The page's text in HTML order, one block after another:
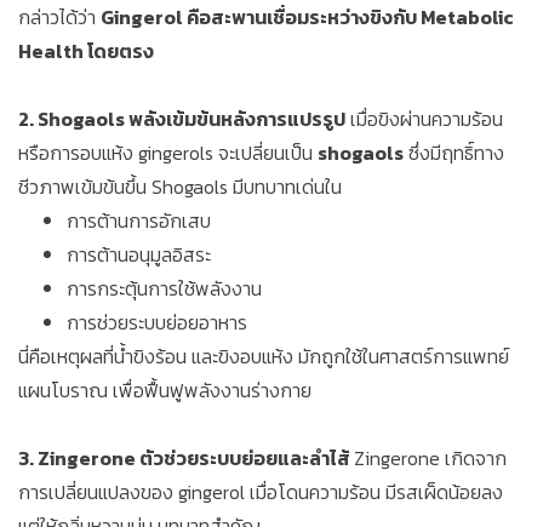
กล่าวได้ว่า Gingerol คือสะพานเชื่อมระหว่างขิงกับ Metabolic
Health โดยตรง
2. Shogaols พลังเข้มข้นหลังการแปรรูปเมื่อขิงผ่านความร้อน
หรือการอบแห้ง gingerols จะเปลี่ยนเป็น shogaolsซึ่งมีฤทธิ์ทาง
ชีวภาพเข้มข้นขึ้น Shogaols มีบทบาทเด่นใน
การต้านการอักเสบ
การต้านอนุมูลอิสระ
การกระตุ้นการใช้พลังงาน
การช่วยระบบย่อยอาหาร
นี่คือเหตุผลที่น้ำขิงร้อน และขิงอบแห้ง มักถูกใช้ในศาสตร์การแพทย์
แผนโบราณ เพื่อฟื้นฟูพลังงานร่างกาย
3. Zingerone ตัวช่วยระบบย่อยและลำไส้ Zingerone เกิดจาก
การเปลี่ยนแปลงของ gingerol เมื่อโดนความร้อน มีรสเผ็ดน้อยลง